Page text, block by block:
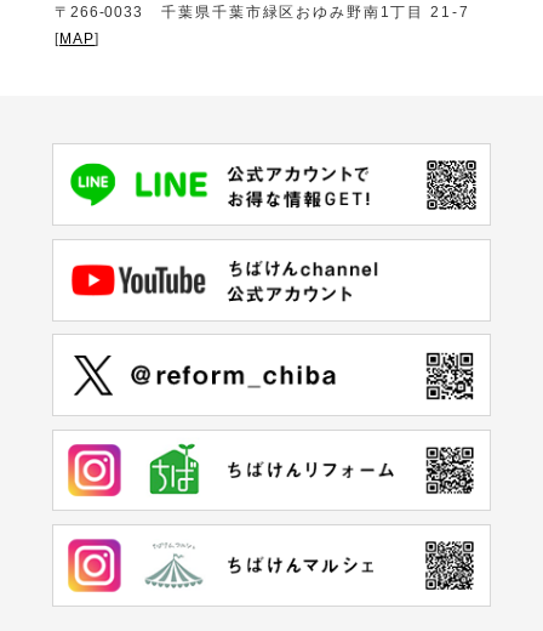
〒266-0033
千葉県千葉市緑区おゆみ野南1丁目 21-7
[MAP]